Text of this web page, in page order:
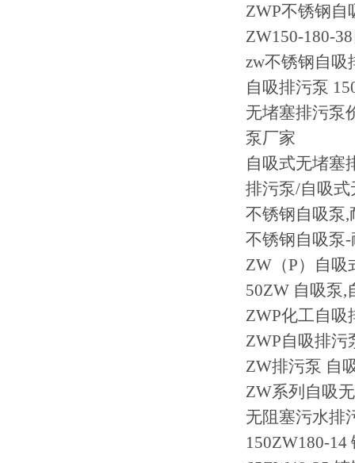
ZWP不锈钢
ZW150-180-
zw不锈钢自吸
自吸排污泵
无堵塞排污泵
泵厂家
自吸式无堵塞
排污泵/自吸
不锈钢自吸泵
不锈钢自吸泵
ZW（P）自
50ZW 自吸泵,
ZWP化工自吸
ZWP自吸排污
ZW排污泵 自
ZW系列自吸
无阻塞污水排
150ZW180-